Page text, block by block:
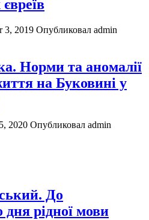
3, 2019 Опубликовал admin
Норми та аномалії
на Буковині у
2020 Опубликовал admin
До
рідної мови